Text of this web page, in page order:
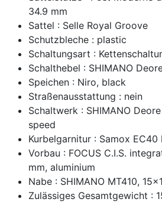
34.9 mm
Sattel : Selle Royal Groove
Schutzbleche : plastic
Schaltungsart :
Schalthebel : SHIMANO
Speichen : Niro, black
Straßenausstattung : nein
Schaltwerk : SHIMANO
speed
Kurbelgarnitur : Samox EC40
Vorbau : FOCUS C.I.S.
mm, aluminium
Nabe : SHIMANO MT410,
Zulässiges Gesamtgewicht :